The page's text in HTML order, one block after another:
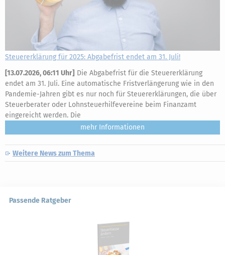
Steuererklärung für 2025: Abgabefrist endet am 31. Juli!
[13.07.2026, 06:11 Uhr] Die Abgabefrist für die Steuererklärung
endet am 31. Juli. Eine automatische Fristverlängerung wie in den
Pandemie-Jahren gibt es nur noch für Steuererklärungen, die über
Steuerberater oder Lohnsteuerhilfevereine beim Finanzamt
eingereicht werden. Die
mehr
Weitere News zum Thema
Passende Ratgeber